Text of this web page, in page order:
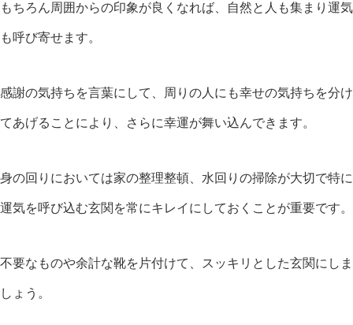
もちろん周囲からの印象が良くなれば、自然と人も集まり運気
も呼び寄せます。
感謝の気持ちを言葉にして、周りの人にも幸せの気持ちを分け
てあげることにより、さらに幸運が舞い込んできます。
身の回りにおいては家の整理整頓、水回りの掃除が大切で特に
運気を呼び込む玄関を常にキレイにしておくことが重要です。
不要なものや余計な靴を片付けて、スッキリとした玄関にしま
しょう。